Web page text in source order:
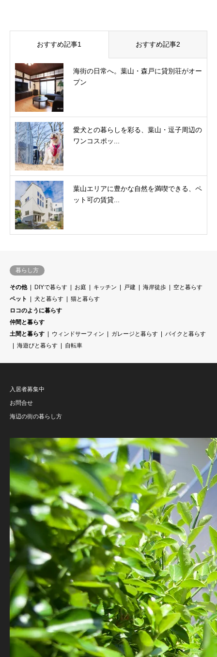
おすすめ記事1 おすすめ記事2
海街の日常へ。葉山・森戸に貸別荘がオー
プン
愛犬との暮らしを彩る、葉山・逗子周辺の
ワンコスポッ...
葉山エリアに豊かな自然を満喫できる、ペ
ット可の賃貸...
暮らし方
その他 DIYで暮らす お庭 キッチン 戸建 海岸徒歩
空と暮らす
ペット
犬と暮らす
猫と暮らす
ロコのように暮らす
仲間と暮らす
土間と暮らす
ウィンドサーフィン ガレージと暮らす
バイクと暮らす
海遊びと暮らす
自転車
入居者募集中
お問合せ
海辺の街の暮らし方